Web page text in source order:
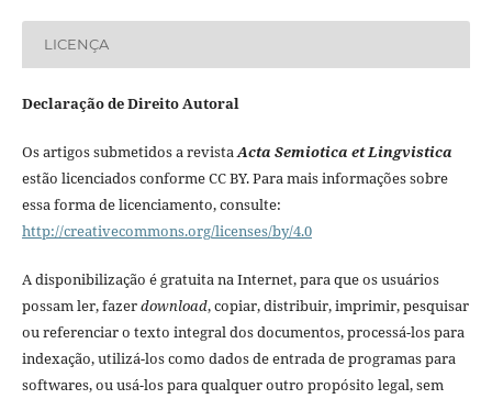
LICENÇA
Declaração de Direito Autoral
Os artigos submetidos a revistaActa Semiotica et Lingvistica
estão licenciados conforme CC BY. Para mais informações sobre
essa forma de licenciamento, consulte:
http://creativecommons.org/licenses/by/4.0
A disponibilização é gratuita na Internet, para que os usuários
possam ler, fazerdownload, copiar, distribuir, imprimir, pesquisar
ou referenciar o texto integral dos documentos, processá-los para
indexação, utilizá-los como dados de entrada de programas para
softwares, ou usá-los para qualquer outro propósito legal, sem